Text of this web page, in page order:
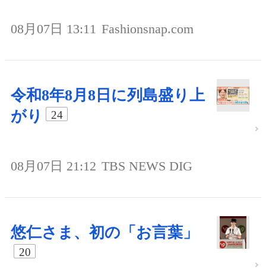
08月07日 13:11 Fashionsnap.com
令和8年8月8日に列島盛り上
がり
24
08月07日 21:12 TBS NEWS DIG
悠仁さま、初の「お言葉」
20